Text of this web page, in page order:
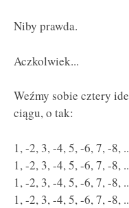
Niby prawda.
Aczkolwiek...
Weźmy sobie cztery
ciągu, o tak:
1, -2, 3, -4, 5, -6, 7, -8,
1, -2, 3, -4, 5, -6, 7, -8,
1, -2, 3, -4, 5, -6, 7, -8,
1, -2, 3, -4, 5, -6, 7, -8,